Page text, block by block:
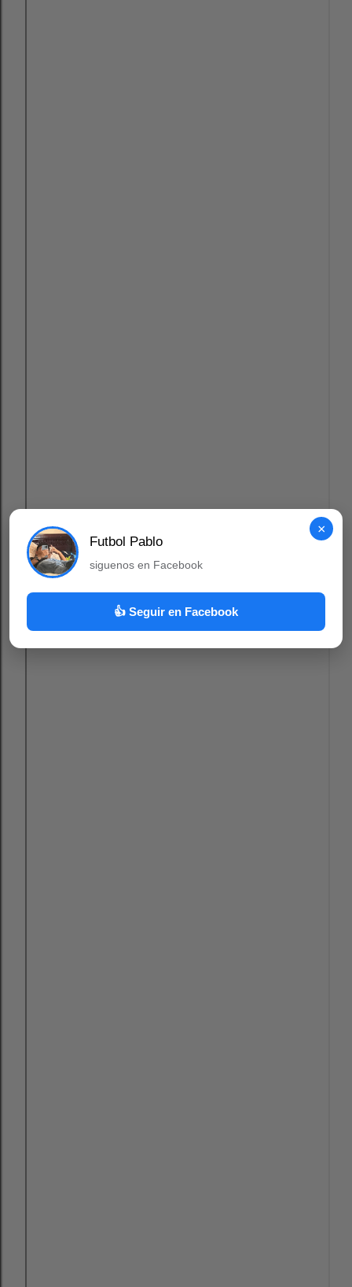
×
Futbol Pablo
siguenos en Facebook
👍 Seguir en Facebook